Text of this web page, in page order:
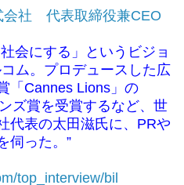
社 代表取締役兼CEO
会にする」というビジョ
ム。プロデュースした広
「Cannes Lions」の
ズ賞を受賞するなど、世
代表の太田滋氏に、PRや
伺った。”
top_interview/bil